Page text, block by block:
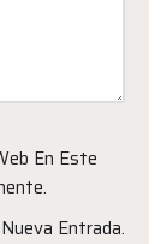
En Este
Entrada.